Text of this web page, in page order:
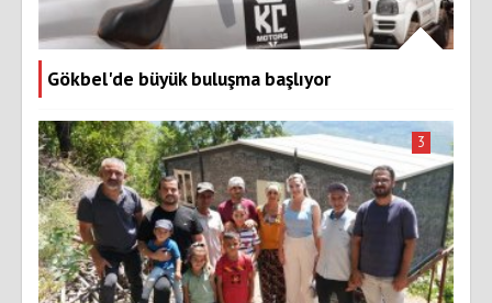
Gökbel'de büyük buluşma başlıyor
3